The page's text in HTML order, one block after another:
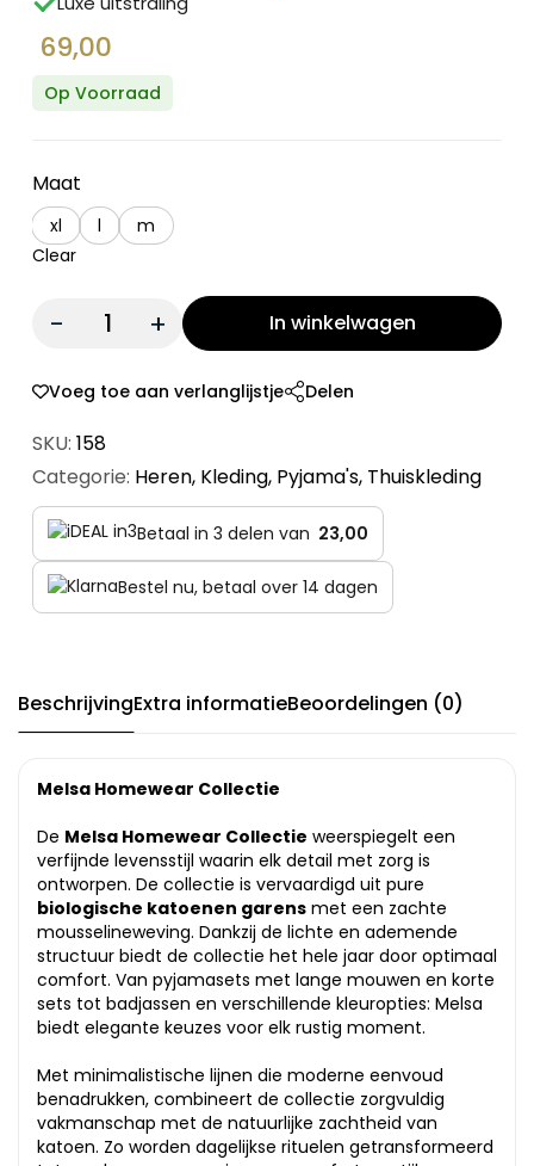
69,00
Op Voorraad
Maat
xl l
m
Clear
Quantity: In winkelwagen
Voeg toe aan verlanglijstje Delen
SKU: 158
Categorie: Heren, Kleding, Pyjama's, Thuiskleding
Betaal in 3 delen van 23,00
Bestel nu, betaal over 14 dagen
BeschrijvingExtra informatieBeoordelingen (0)
Melsa Homewear Collectie
De Melsa Homewear Collectie weerspiegelt een
verfijnde levensstijl waarin elk detail met zorg is
ontworpen. De collectie is vervaardigd uit pure
biologische katoenen garens met een zachte
mousselineweving. Dankzij de lichte en ademende
structuur biedt de collectie het hele jaar door optimaal
comfort. Van pyjamasets met lange mouwen en korte
sets tot badjassen en verschillende kleuropties: Melsa
biedt elegante keuzes voor elk rustig moment.
Met minimalistische lijnen die moderne eenvoud
benadrukken, combineert de collectie zorgvuldig
vakmanschap met de natuurlijke zachtheid van
katoen. Zo worden dagelijkse rituelen getransformeerd